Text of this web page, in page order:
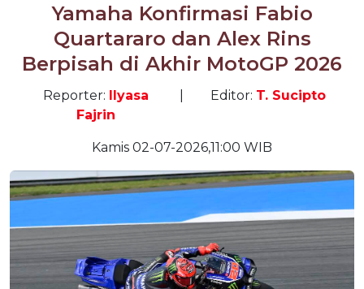
Yamaha Konfirmasi Fabio
Quartararo dan Alex Rins
Berpisah di Akhir MotoGP 2026
Reporter: Ilyasa
Fajrin
Editor: T. Sucipto
Kamis 02-07-2026,11:00 WIB